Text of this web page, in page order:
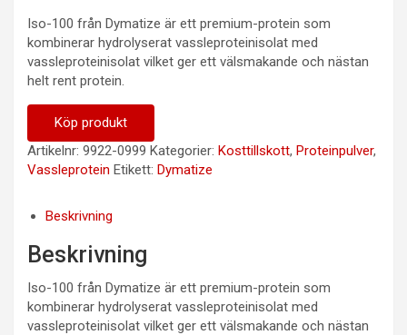
Iso-100 från Dymatize är ett premium-protein som
kombinerar hydrolyserat vassleproteinisolat med
vassleproteinisolat vilket ger ett välsmakande och nästan
helt rent protein.
Köp produkt
Artikelnr: 9922-0999 Kategorier: Kosttillskott, Proteinpulver,
Vassleprotein Etikett: Dymatize
Beskrivning
Beskrivning
Iso-100 från Dymatize är ett premium-protein som
kombinerar hydrolyserat vassleproteinisolat med
vassleproteinisolat vilket ger ett välsmakande och nästan